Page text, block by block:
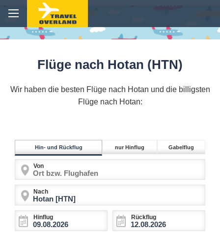
Flüge nach Hotan (HTN)
Wir haben die besten Flüge nach Hotan und die billigsten
Flüge nach Hotan:
Hin- und Rückflug nur Hinflug Gabelflug
Von
Nach
Hinflug Rückflug